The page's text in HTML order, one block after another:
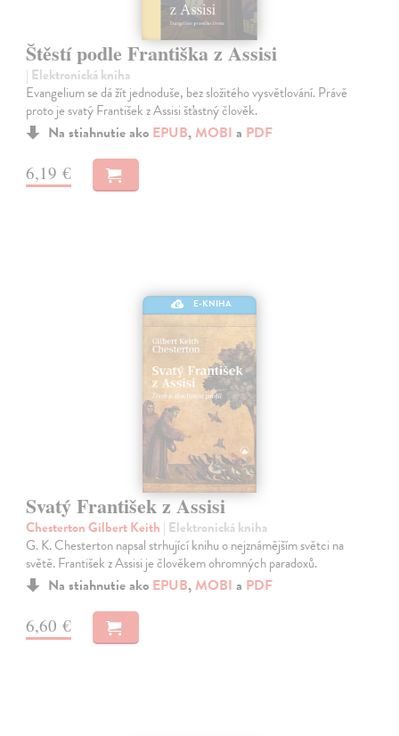
Štěstí podle Františka z Assisi
| Elektronická kniha
Evangelium se dá žít jednoduše, bez složitého vysvětlování. Právě
proto je svatý František z Assisi šťastný člověk.
Na stiahnutie ako EPUB, MOBI a PDF
6,19 €
E-KNIHA
Svatý František z Assisi
Chesterton Gilbert Keith | Elektronická kniha
G. K. Chesterton napsal strhující knihu o nejznámějším světci na
světě. František z Assisi je člověkem ohromných paradoxů.
Na stiahnutie ako EPUB, MOBI a PDF
6,60 €